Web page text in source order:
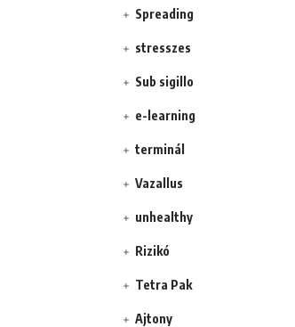
Spreading
stresszes
Sub sigillo
e-learning
terminál
Vazallus
unhealthy
Rizikó
Tetra Pak
Ajtony